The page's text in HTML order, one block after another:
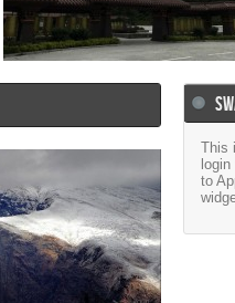
从朗县到米林希尔顿酒店
This
to